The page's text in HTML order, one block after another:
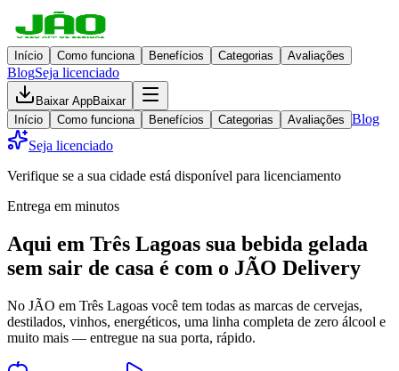
Início Como funciona Benefícios Categorias Avaliações
BlogSeja licenciado
Baixar AppBaixar
Início
Como funciona Benefícios Categorias Avaliações Blog
Seja licenciado
Verifique se a sua cidade está disponível para licenciamento
Entrega em minutos
Aqui em Três Lagoas sua bebida gelada
sem sair de casa é com o JÃO Delivery
No JÃO em Três Lagoas você tem todas as marcas de cervejas,
destilados, vinhos, energéticos, uma linha completa de zero álcool e
muito mais — entregue na sua porta, rápido.